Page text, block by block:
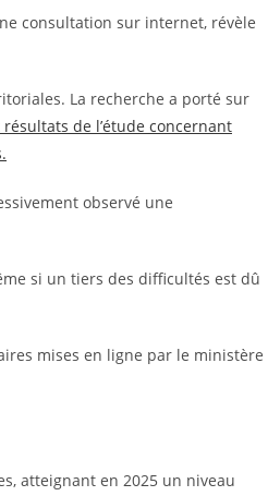
consultation sur internet, révèle
La recherche a porté sur
de l’étude concernant
observé une
si un tiers des difficultés est dû
mises en ligne par le ministère
atteignant en 2025 un niveau